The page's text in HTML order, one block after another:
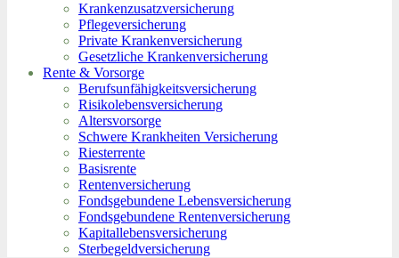
Krankenzusatzversicherung
Pflegeversicherung
Private Krankenversicherung
Gesetzliche Krankenversicherung
Rente & Vorsorge
Berufs­unfähigkeitsversicherung
Risikolebensversicherung
Altersvorsorge
Schwere Krankheiten Versicherung
Riesterrente
Basisrente
Rentenversicherung
Fondsgebundene Lebensversicherung
Fondsgebundene Rentenversicherung
Kapitallebensversicherung
Sterbegeldversicherung